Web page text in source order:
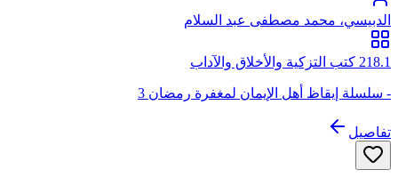
الدبيسي، محمد مصطفى عبد السلام
218.1 كتب التزكية والأخلاق والآداب
- سلسلة إيقاظ أهل الإيمان لمغفرة رمضان 3
تفاصيل